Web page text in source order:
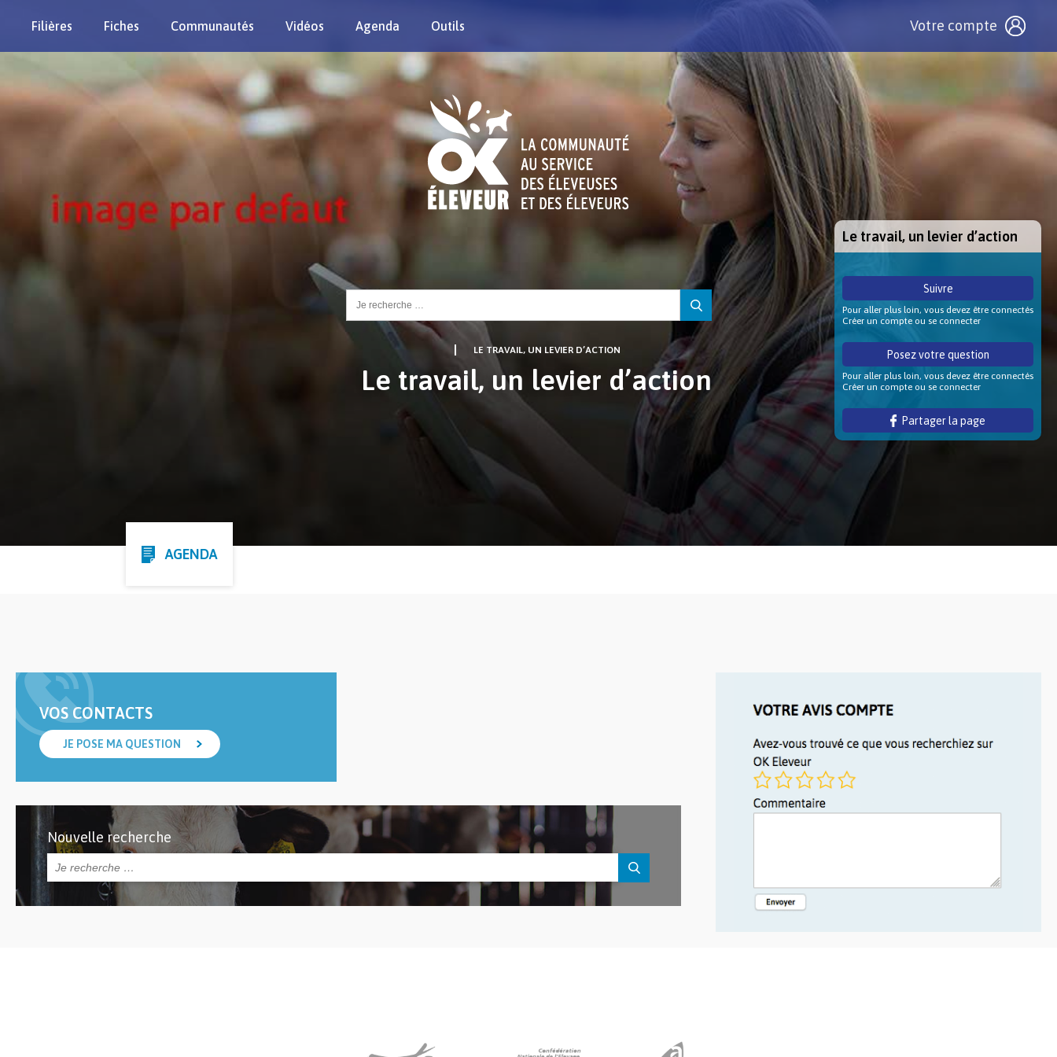
Filières Fiches Communautés Vidéos Agenda Outils Votre compte
Rechercher :
LE TRAVAIL, UN LEVIER D’ACTION
Le travail, un levier d’action
AGENDA
VOS CONTACTS
JE POSE MA QUESTION
Nouvelle recherche
Le travail, un levier d’action
Suivre
Pour aller plus loin, vous devez être connectés
Créer un compte ou se connecter
Posez votre question
Pour aller plus loin, vous devez être connectés
Créer un compte ou se connecter
Partager la page